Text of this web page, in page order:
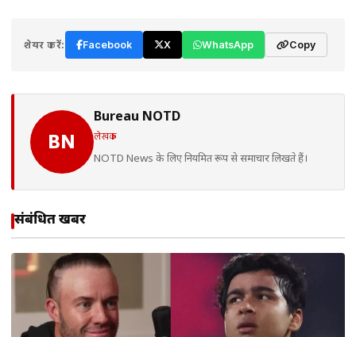
शेयर करें: Facebook X WhatsApp Copy
BN
Bureau NOTD
लेखक
NOTD News के लिए नियमित रूप से समाचार लिखते हैं।
संबंधित खबरें